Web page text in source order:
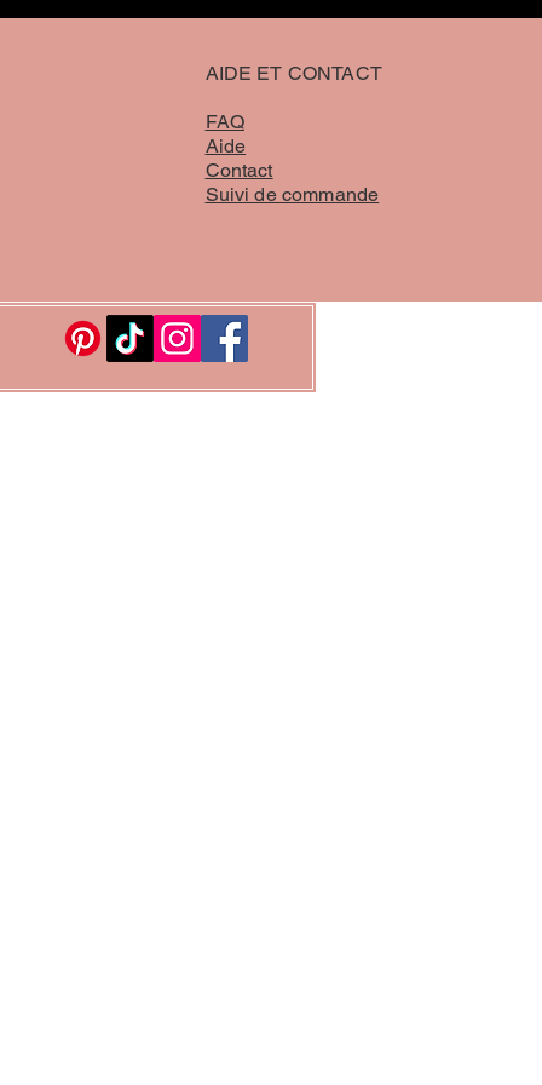
AIDE ET CONTACT
FAQ
Aide
Contact
Suivi de commande